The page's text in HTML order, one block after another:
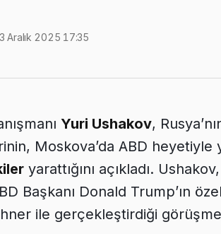
3 Aralık 2025 17:35
Yuri Ushakov,
Moskova’da ABD heyetiyle
yarattığını açıkladı.
Başkanı Donald Trump’ın
ile gerçekleştirdiği